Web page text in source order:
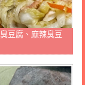
豆腐、麻辣臭豆